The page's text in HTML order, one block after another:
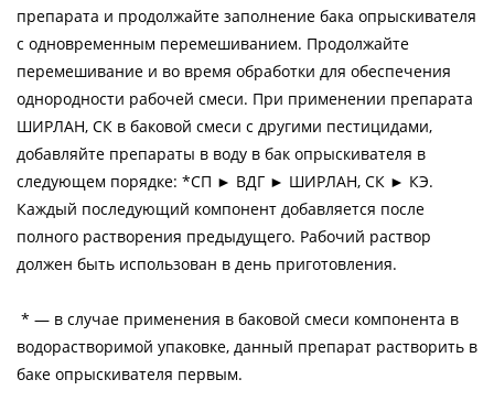
препарата и продолжайте заполнение бака опрыскивателя
с одновременным перемешиванием. Продолжайте
перемешивание и во время обработки для обеспечения
однородности рабочей смеси. При применении препарата
ШИРЛАН, СК в баковой смеси с другими пестицидами,
добавляйте препараты в воду в бак опрыскивателя в
следующем порядке: *СП ► ВДГ ► ШИРЛАН, СК ► КЭ.
Каждый последующий компонент добавляется после
полного растворения предыдущего. Рабочий раствор
должен быть использован в день приготовления.
* — в случае применения в баковой смеси компонента в
водорастворимой упаковке, данный препарат растворить в
баке опрыскивателя первым.